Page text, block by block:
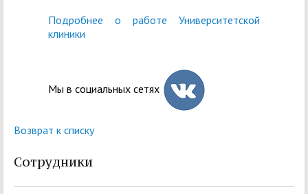
Подробнее о работе Университетской
клиники
Мы в социальных сетях
Возврат к списку
Сотрудники